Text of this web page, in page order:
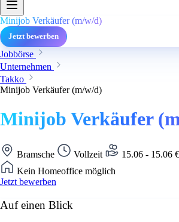
Minijob Verkäufer (m/w/d)
Jetzt bewerben
Jobbörse
Unternehmen
Takko
Minijob Verkäufer (m/w/d)
Minijob Verkäufer
Bramsche Vollzeit
15.06 - 15.06
Kein Homeoffice möglich
Jetzt bewerben
Auf einen Blick